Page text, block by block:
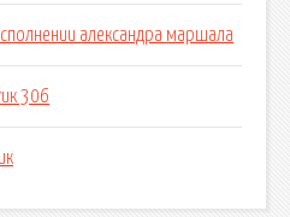
александра маршала
306